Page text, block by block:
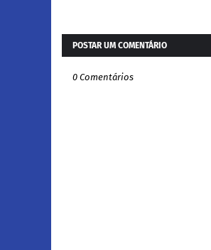
POSTAR UM COMENTÁRIO
0 Comentários